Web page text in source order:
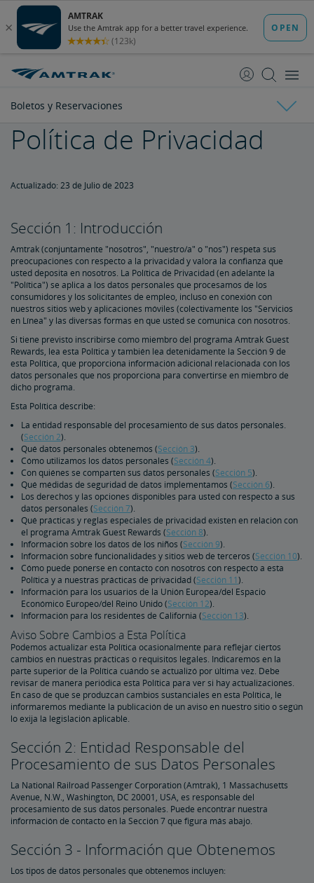
Contenido
Navegación
Boletos y Reservaciones
Boletos y Reservaciones
Reservaciones para Clientes con Discapacidad
Animales de Servicio
Autobuses de Conexión de Amtrak y Accesibilidad
Dispositivos de Movilidad con Ruedas
Servicio de Comidas para Clientes con Discapacidades​​​​​​​
Accesibilidad de la Estación
Viajar con un Acompañante/Asistente
Solicitudes de Viaje Accesible
Equipo de Oxígeno
Política de No Discriminación
Planificación y Consejos de Reservación
Consejos para Reservar Su Viaje
Consejos para Pasajeros Conocedores
Consejos para Viajes de Larga Distancia
Consejos para Quienes Viajan por Primera Vez
Aplicación de Amtrak
Haga Su Viaje con Tranquilidad Gracias al Seguro de Viaje
Protección y Seguridad
Identificación de Pasajeros
Seguridad Personal
Cruce de Frontera Canadiense
Seguridad a bordo de última generación en Acela
Viajeros Internacionales
Programa Recorridos
Coches de Propiedad Privada
Boletines Mecánicos para los Coches Privados
Política de Privacidad
Actualizado: 23 de Julio de 2023
Sección 1: Introducción
Amtrak (conjuntamente "nosotros", "nuestro/a" o "nos") respeta sus
preocupaciones con respecto a la privacidad y valora la confianza que
usted deposita en nosotros. La Política de Privacidad (en adelante la
"Política") se aplica a los datos personales que procesamos de los
consumidores y los solicitantes de empleo, incluso en conexión con
nuestros sitios web y aplicaciones móviles (colectivamente los "Servicios
en Línea" y las diversas formas en que usted se comunica con nosotros.
Si tiene previsto inscribirse como miembro del programa Amtrak Guest
Rewards, lea esta Política y también lea detenidamente la Sección 9 de
esta Política, que proporciona información adicional relacionada con los
datos personales que nos proporciona para convertirse en miembro de
dicho programa.
Esta Política describe:
La entidad responsable del procesamiento de sus datos personales.
(Sección 2).
Qué datos personales obtenemos (Sección 3).
Cómo utilizamos los datos personales (Sección 4).
Con quiénes se comparten sus datos personales (Sección 5).
Qué médidas de seguridad de datos implementamos (Sección 6).
Los derechos y las opciones disponibles para usted con respecto a sus
datos personales (Sección 7).
Qué prácticas y reglas especiales de privacidad existen en relación con
el programa Amtrak Guest Rewards (Sección 8).
Información sobre los datos de los niños (Sección 9).
Información sobre funcionalidades y sitios web de terceros (Sección 10).
Cómo puede ponerse en contacto con nosotros con respecto a esta
Política y a nuestras prácticas de privacidad (Sección 11).
Información para los usuarios de la Unión Europea/del Espacio
Económico Europeo/del Reino Unido (Sección 12).
Información para los residentes de California (Sección 13).
Aviso Sobre Cambios a Esta Política
Podemos actualizar esta Política ocasionalmente para reflejar ciertos
cambios en nuestras prácticas o requisitos legales. Indicaremos en la
parte superior de la Política cuándo se actualizó por última vez. Debe
revisar de manera periódica esta Política para ver si hay actualizaciones.
En caso de que se produzcan cambios sustanciales en esta Política, le
informaremos mediante la publicación de un aviso en nuestro sitio o según
lo exija la legislación aplicable.
Sección 2: Entidad Responsable del
Procesamiento de sus Datos Personales
La National Railroad Passenger Corporation (Amtrak), 1 Massachusetts
Avenue, N.W., Washington, DC 20001, USA, es responsable del
procesamiento de sus datos personales. Puede encontrar nuestra
información de contacto en la Sección 7 que figura más abajo.
Sección 3 - Información que Obtenemos
Los tipos de datos personales que obtenemos incluyen: